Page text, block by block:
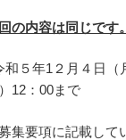
の内容は同じです。
５年1２月４日
12：00まで
要項に記載して